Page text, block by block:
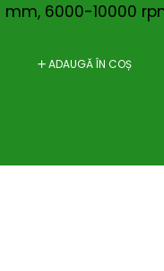
mm, 6000-10000
ADAUGĂ ÎN COȘ